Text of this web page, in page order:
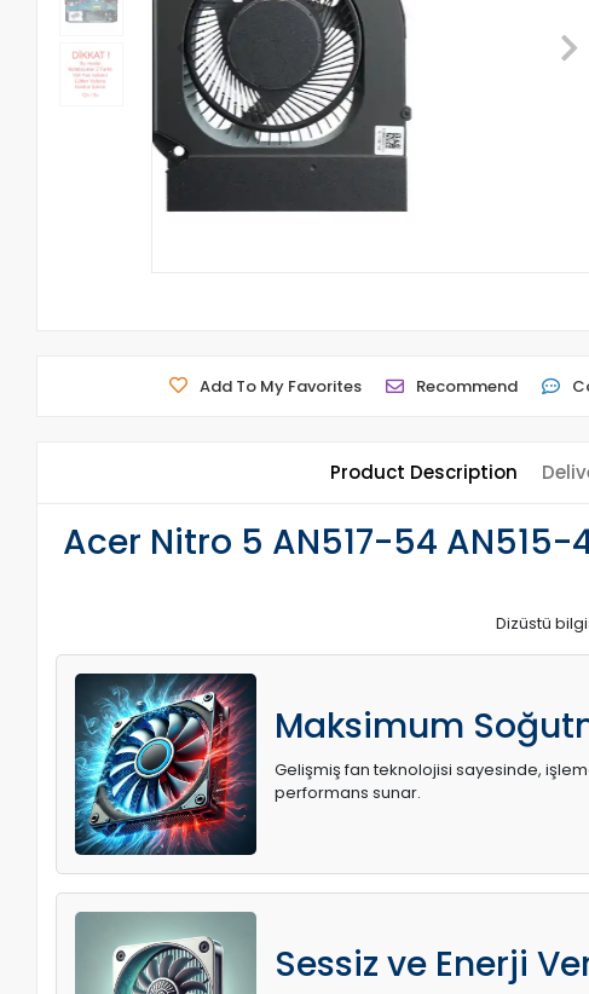
Add To My Favorites Recommend
Product Description
Acer Nitro 5 AN517-54
Dizüstü
Maksimum
Gelişmiş fan teknolojisi sayesinde,
performans sunar.
Sessiz ve Enerji